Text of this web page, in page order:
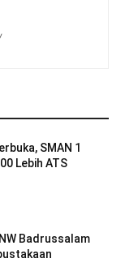
SMAN 1
Lebih ATS
Badrussalam